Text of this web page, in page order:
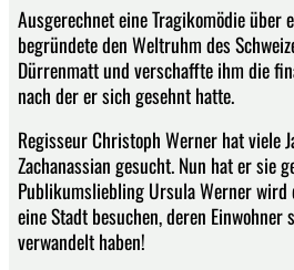
Ausgerechnet eine Tragikomödie
begründete den Weltruhm des
Dürrenmatt und verschaffte ihm die
nach der er sich gesehnt hatte.
Regisseur Christoph Werner hat viele
Zachanassian gesucht. Nun hat er sie
Publikumsliebling Ursula Werner wird
eine Stadt besuchen, deren Einwohner
verwandelt haben!